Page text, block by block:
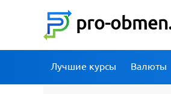
pro-
Лучшие курсы Валюты